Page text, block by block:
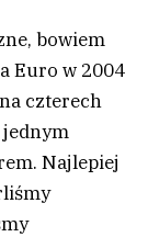
bowiem
Euro w 2004
czterech
Najlepiej